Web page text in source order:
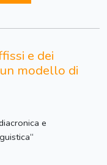
e dei
modello di
e